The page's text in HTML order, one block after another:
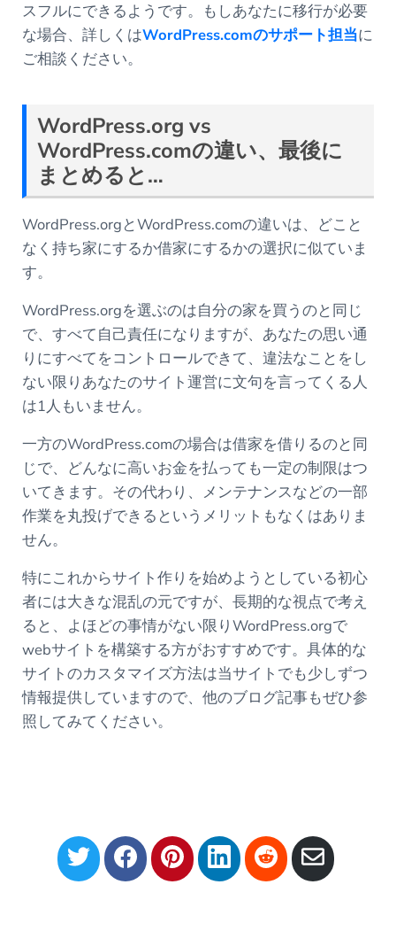
スフルにできるようです。もしあなたに移行が必要
な場合、詳しくはWordPress.comのサポート担当に
ご相談ください。
WordPress.org vs
WordPress.comの違い、最後に
まとめると…
WordPress.orgとWordPress.comの違いは、どこと
なく持ち家にするか借家にするかの選択に似ていま
す。
WordPress.orgを選ぶのは自分の家を買うのと同じ
で、すべて自己責任になりますが、あなたの思い通
りにすべてをコントロールできて、違法なことをし
ない限りあなたのサイト運営に文句を言ってくる人
は1人もいません。
一方のWordPress.comの場合は借家を借りるのと同
じで、どんなに高いお金を払っても一定の制限はつ
いてきます。その代わり、メンテナンスなどの一部
作業を丸投げできるというメリットもなくはありま
せん。
特にこれからサイト作りを始めようとしている初心
者には大きな混乱の元ですが、長期的な視点で考え
ると、よほどの事情がない限りWordPress.orgで
webサイトを構築する方がおすすめです。具体的な
サイトのカスタマイズ方法は当サイトでも少しずつ
情報提供していますので、他のブログ記事もぜひ参
照してみてください。
S
h
S
h
S
h
S
h
S
h
S
h